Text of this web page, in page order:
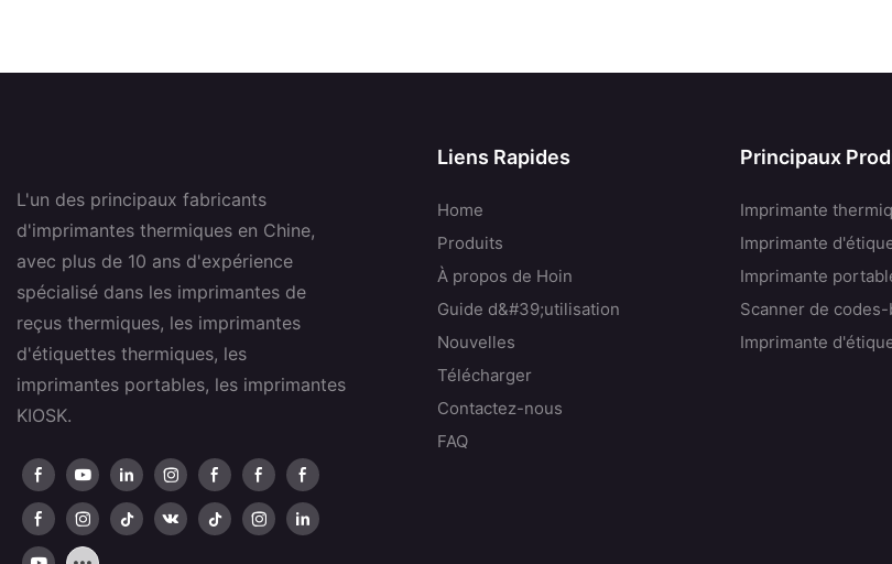
L'un des principaux fabricants
d'imprimantes thermiques en Chine,
avec plus de 10 ans d'expérience
spécialisé dans les imprimantes de
reçus thermiques, les imprimantes
d'étiquettes thermiques, les
imprimantes portables, les imprimantes
KIOSK.
Liens Rapides
Home
Produits
À propos de Hoin
Guide d&#39;utilisation
Nouvelles
Télécharger
Contactez-nous
FAQ
Principaux
Imprimante
Imprimante
Imprimante
Scanner de
Imprimante